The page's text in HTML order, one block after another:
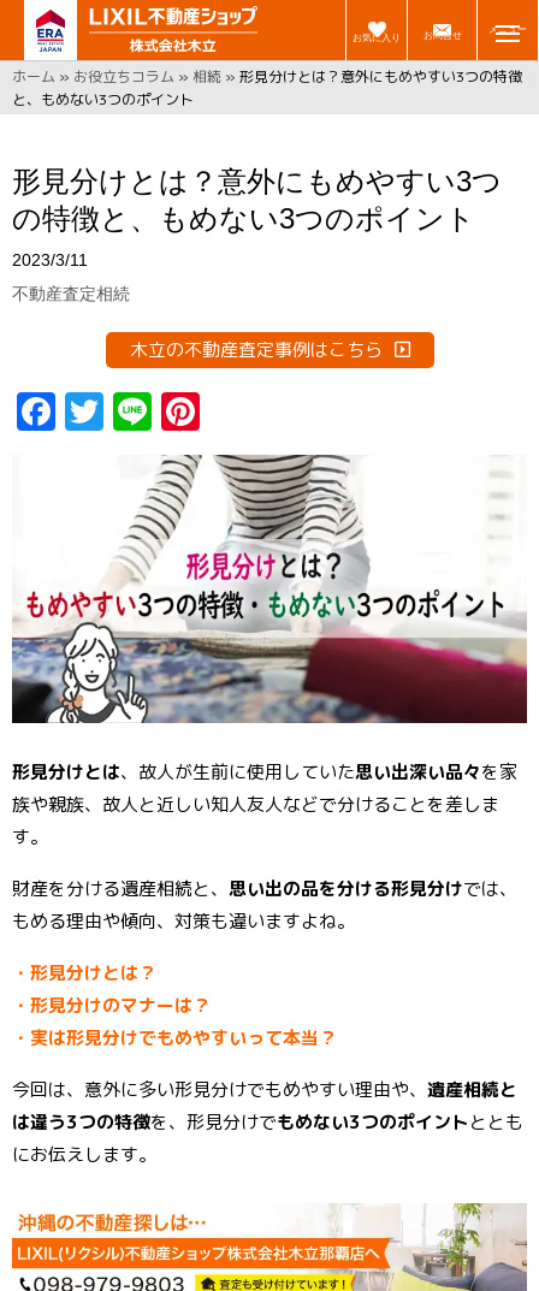
お気に入り お問合せ
メニュー
ホーム » お役立ちコラム » 相続 » 形見分けとは？意外にもめやすい3つの特徴
と、もめない3つのポイント
形見分けとは？意外にもめやすい3つ
の特徴と、もめない3つのポイント
2023/3/11
不動産査定相続
木立の不動産査定事例はこちら
F
o
k
T
er
Li
n
e
n
er
e
st
形見分けとは、故人が生前に使用していた思い出深い品々を家
族や親族、故人と近しい知人友人などで分けることを差しま
す。
財産を分ける遺産相続と、 思い出の品を分ける形見分けでは、
もめる理由や傾向、対策も違いますよね。
・形見分けとは？
・形見分けのマナーは？
・実は形見分けでもめやすいって本当？
今回は、意外に多い形見分けでもめやすい理由や、 遺産相続と
は違う3つの特徴を、形見分けでもめない3つのポイントととも
にお伝えします。